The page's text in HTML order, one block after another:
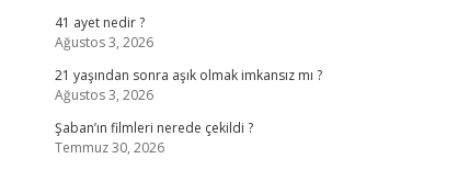
41 ayet nedir ?
Ağustos 3, 2026
21 yaşından sonra aşık olmak imkansız mı ?
Ağustos 3, 2026
Şaban’ın filmleri nerede çekildi ?
Temmuz 30, 2026